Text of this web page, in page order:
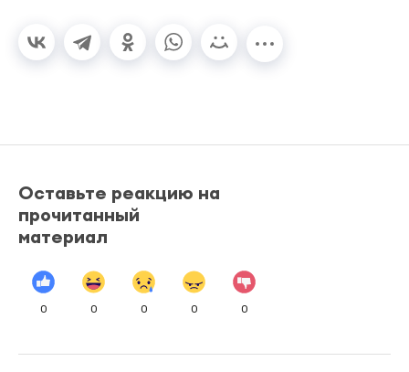
Оставьте реакцию на
прочитанный
материал
0 0 0 0 0